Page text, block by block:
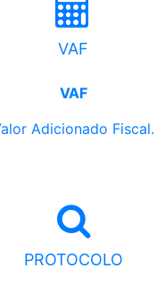
VAF
VAF
Adicionado Fiscal.
PROTOCOLO